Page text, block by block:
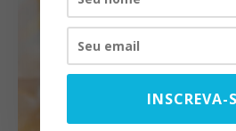
INSCREVA-